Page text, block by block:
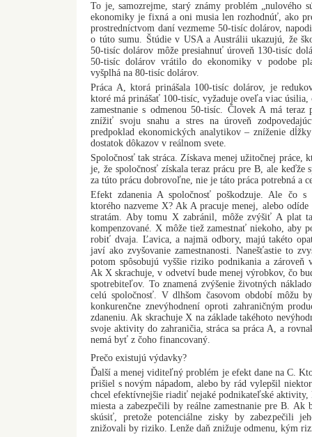
To je, samozrejme, starý známy problém „nulového
ekonomiky je fixná a oni musia len rozhodnúť, ako
prostredníctvom daní vezmeme 50-tisíc dolárov,
o túto sumu. Štúdie v USA a Austrálii ukazujú, že
50-tisíc dolárov môže presiahnuť úroveň 130-tisíc
50-tisíc dolárov vrátilo do ekonomiky v podobe
vyšplhá na 80-tisíc dolárov.
Práca A, ktorá prinášala 100-tisíc dolárov, je
ktoré má prinášať 100-tisíc, vyžaduje oveľa viac úsilia,
zamestnanie s odmenou 50-tisíc. Človek A má
znížiť svoju snahu a stres na úroveň
predpoklad ekonomických analytikov – zníženie dĺžky
dostatok dôkazov v reálnom svete.
Spoločnosť tak stráca. Získava menej užitočnej práce,
je, že spoločnosť získala teraz prácu pre B, ale keďže
za túto prácu dobrovoľne, nie je táto práca potrebná a
Efekt zdanenia A spoločnosť poškodzuje. Ale čo s
ktorého nazveme X? Ak A pracuje menej, alebo
stratám. Aby tomu X zabránil, môže zvýšiť A plat
kompenzované. X môže tiež zamestnať niekoho, aby
robiť dvaja. Ľavica, a najmä odbory, majú takéto
javí ako zvyšovanie zamestnanosti. Nanešťastie to
potom spôsobujú vyššie riziko podnikania a zároveň
Ak X skrachuje, v odvetví bude menej výrobkov, čo
spotrebiteľov. To znamená zvýšenie životných
celú spoločnosť. V dlhšom časovom období môžu
konkurenčne znevýhodnení oproti zahraničným
zdaneniu. Ak skrachuje X na základe takéhoto
svoje aktivity do zahraničia, stráca sa práca A, a
nemá byť z čoho financovaný.
Prečo existujú výdavky?
Ďalší a menej viditeľný problém je efekt dane na C.
prišiel s novým nápadom, alebo by rád vylepšil
chcel efektívnejšie riadiť nejaké podnikateľské
miesta a zabezpečili by reálne zamestnanie pre B.
skúsiť, pretože potenciálne zisky by zabezpečili
znižovali by riziko. Lenže daň znižuje odmenu, kým